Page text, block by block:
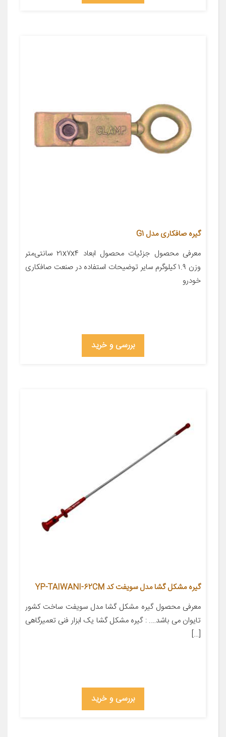
گیره صافکاری مدل G1
معرفی محصول جزئیات محصول ابعاد ۲۱x۷x۴ سانتی‌متر
وزن ۱.۹ کیلوگرم سایر توضیحات استفاده در صنعت صافکاری
خودرو
بررسی و خرید
گیره مشکل گشا مدل سویفت کد YP-TAIWANI-62CM
معرفی محصول گیره مشکل گشا مدل سویفت ساخت کشور
تایوان می باشد…. : گیره مشکل گشا یک ابزار فنی تعمیرگاهی
[…]
بررسی و خرید